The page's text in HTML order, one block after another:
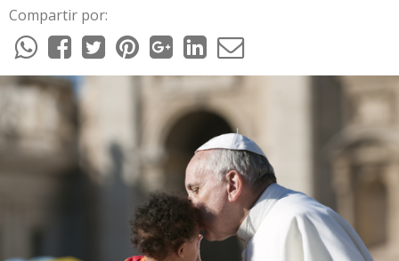
SOCIEDAD
CULTURIZANDO.COM
Compartir por: